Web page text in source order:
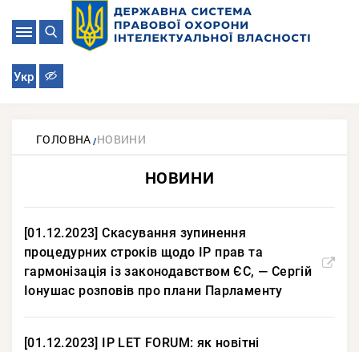
Укр
ГОЛОВНА НОВИНИ
НОВИНИ
[01.12.2023] Скасування зупинення
процедурних строків щодо ІР прав та
гармонізація із законодавством ЄС, — Сергій
Іонушас розповів про плани Парламенту
[01.12.2023] IP LET FORUM: як новітні